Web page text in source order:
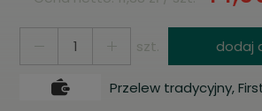
szt. dodaj
Przelew tradycyjny,